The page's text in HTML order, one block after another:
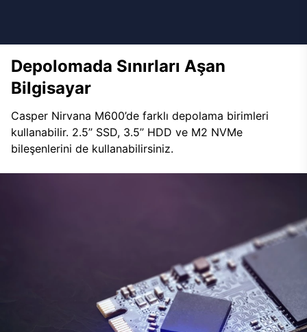
Depolomada Sınırları Aşan
Bilgisayar
Casper Nirvana M600’de farklı depolama birimleri
kullanabilir. 2.5’’ SSD, 3.5’’ HDD ve M2 NVMe
bileşenlerini de kullanabilirsiniz.